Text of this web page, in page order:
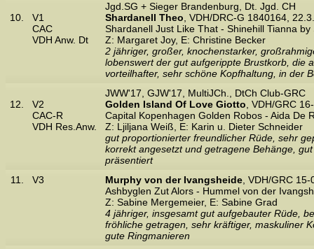
10.
V1
CAC
VDH Anw. Dt
Jgd.SG + Sieger Brandenburg, Dt. Jgd. CH
Shardanell Theo , VDH/DRC-G 1840164,
Shardanell Just Like That - Shinehill Tianna by
Z: Margaret Joy, E: Christine Becker
2 jähriger, großer, knochenstarker,
lobenswert der gut aufgerippte Brustkorb, die
vorteilhafter, sehr schöne Kopfhaltung, in der
12.
V2
CAC-R
VDH Res.Anw.
JWW'17, GJW'17, MultiJCh., DtCh Club-GRC
Golden Island Of Love Giotto , VDH/GRC
Capital Kopenhagen Golden Robos - Aida De
Z: Ljiljana Weiß, E: Karin u. Dieter Schneider
gut proportionierter freundlicher Rüde, sehr
korrekt angesetzt und getragene Behänge,
präsentiert
11.
V3 Murphy von der Ivangsheide , VDH/GRC
Ashbyglen Zut Alors - Hummel von der
Z: Sabine Mergemeier, E: Sabine Grad
4 jähriger, insgesamt gut aufgebauter Rüde,
fröhliche getragen, sehr kräftiger, maskuliner
gute Ringmanieren